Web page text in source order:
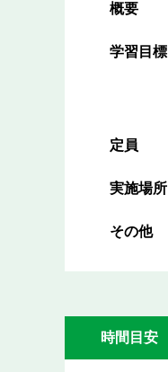
概要
学習目標
定員
実施場所
その他
時間目安